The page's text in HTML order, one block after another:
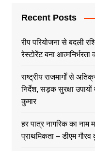
Recent Posts
रीप परियोजना से बदली
रेस्टोरेंट बना आत्मनिर्भरता
राष्ट्रीय राजमार्गों से
निर्देश, सड़क सुरक्षा
कुमार
हर पात्र नागरिक का नाम
प्राथमिकता – डीएम गौरव